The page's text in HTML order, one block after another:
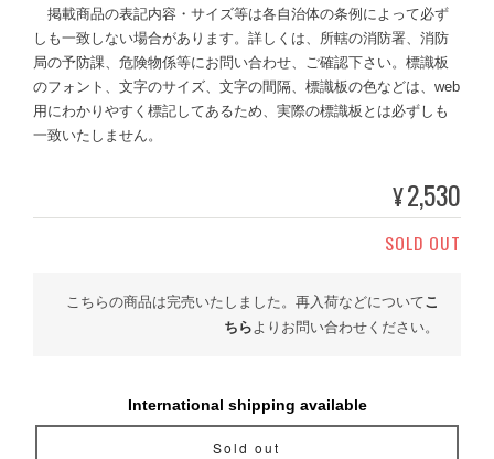
掲載商品の表記内容・サイズ等は各自治体の条例によって必ず
しも一致しない場合があります。詳しくは、所轄の消防署、消防
局の予防課、危険物係等にお問い合わせ、ご確認下さい。標識板
のフォント、文字のサイズ、文字の間隔、標識板の色などは、web
用にわかりやすく標記してあるため、実際の標識板とは必ずしも
一致いたしません。
¥2,530
SOLD OUT
こちらの商品は完売いたしました。再入荷などについてこ
ちら よりお問い合わせください。
International shipping available
Sold out